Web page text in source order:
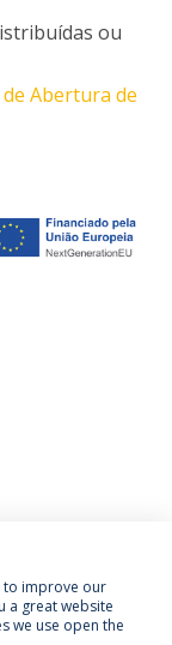
ou
Abertura de
to improve our
a great website
we use open the